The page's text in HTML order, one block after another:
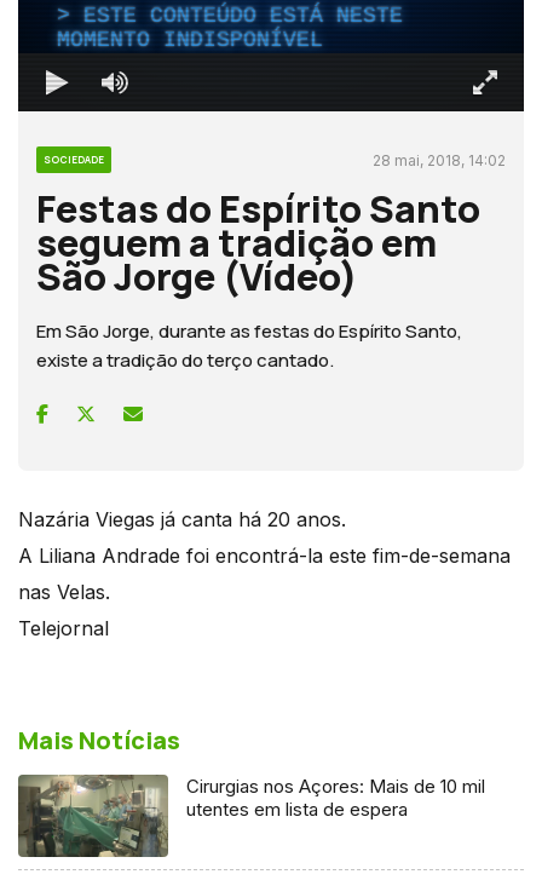
ESTE CONTEÚDO ESTÁ NESTE
MOMENTO INDISPONÍVEL
SOCIEDADE 28 mai, 2018, 14:02
Festas do Espírito Santo
seguem a tradição em
São Jorge (Vídeo)
Em São Jorge, durante as festas do Espírito Santo,
existe a tradição do terço cantado.
Nazária Viegas já canta há 20 anos.
A Liliana Andrade foi encontrá-la este fim-de-semana
nas Velas.
Telejornal
Mais Notícias
Cirurgias nos Açores: Mais de 10 mil
utentes em lista de espera